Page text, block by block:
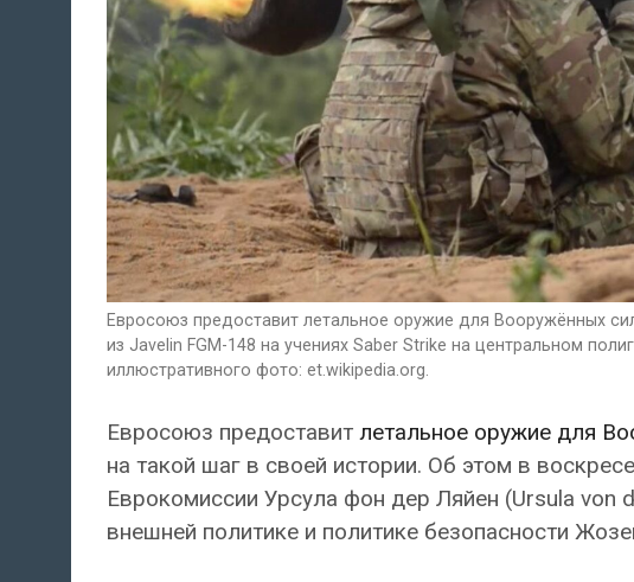
Евросоюз предоставит летальное оружие для Вооружённых
из Javelin FGM-148 на учениях Saber Strike на центральном
иллюстративного фото: et.wikipedia.org.
Евросоюз предоставит летальное оружие для
на такой шаг в своей истории. Об этом в
Еврокомиссии Урсула фон дер Ляйен (Ursula von
внешней политике и политике безопасности